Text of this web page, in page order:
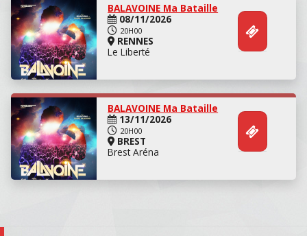
BALAVOINE Ma Bataille
08/11/2026
20H00
RENNES
Le Liberté
BALAVOINE Ma Bataille
13/11/2026
20H00
BREST
Brest Aréna
Concert
Concert